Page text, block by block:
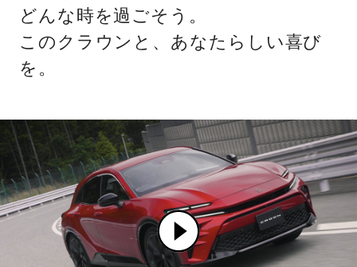
どんな時を過ごそう。
このクラウンと、あなたらしい喜び
を。